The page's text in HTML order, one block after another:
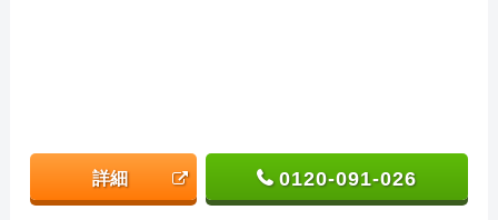
詳細 0120-091-026